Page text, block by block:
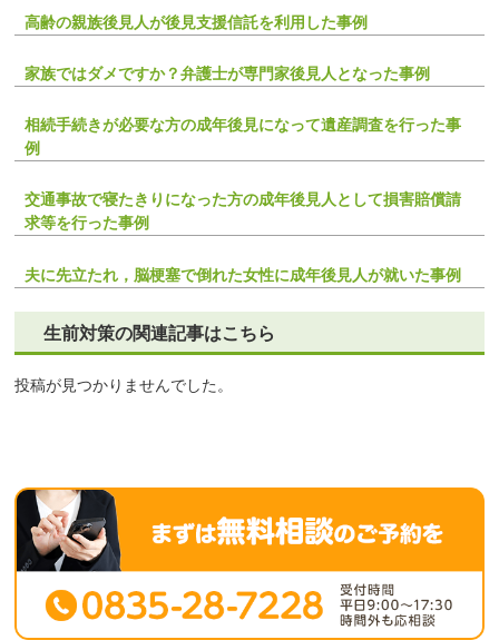
高齢の親族後見人が後見支援信託を利用した事例
家族ではダメですか？弁護士が専門家後見人となった事例
相続手続きが必要な方の成年後見になって遺産調査を行った事
例
交通事故で寝たきりになった方の成年後見人として損害賠償請
求等を行った事例
夫に先立たれ，脳梗塞で倒れた女性に成年後見人が就いた事例
生前対策の関連記事はこちら
投稿が見つかりませんでした。